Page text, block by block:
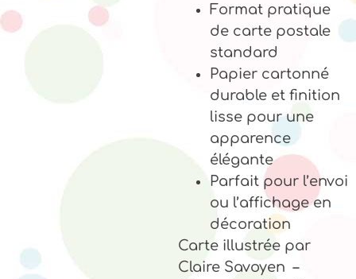
Format pratique
de carte postale
standard
Papier cartonné
durable et finition
lisse pour une
apparence
élégante
Parfait pour l’envoi
ou l’affichage en
décoration
Carte illustrée par
Claire Savoyen –